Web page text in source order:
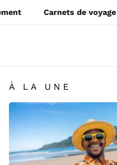
Carnets de voyage
À LA UNE